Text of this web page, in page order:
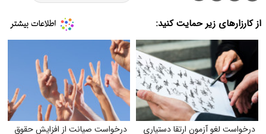
از کارزارهای زیر حمایت کنید:
درخواست لغو آزمون ارتقا دستیاری
درخواست صیانت از افزایش حقوق